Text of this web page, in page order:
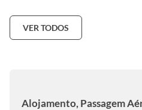
VER TODOS
Alojamento, Passagem